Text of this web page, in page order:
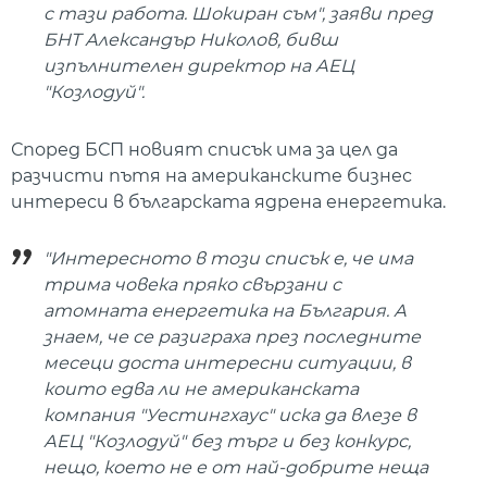
с тази работа. Шокиран съм", заяви пред
БНТ Александър Николов, бивш
изпълнителен директор на АЕЦ
"Козлодуй".
Според БСП новият списък има за цел да
разчисти пътя на американските бизнес
интереси в българската ядрена енергетика.
"Интересното в този списък е, че има
трима човека пряко свързани с
атомната енергетика на България. А
знаем, че се разиграха през последните
месеци доста интересни ситуации, в
които едва ли не американската
компания "Уестингхаус" иска да влезе в
АЕЦ "Козлодуй" без търг и без конкурс,
нещо, което не е от най-добрите неща